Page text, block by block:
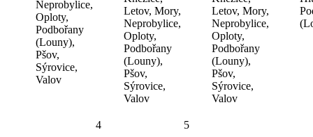
Neprobylice,
Oploty,
Podbořany
(Louny),
Pšov,
Sýrovice,
Valov
Letov, Mory,
Neprobylice,
Oploty,
Podbořany
(Louny),
Pšov,
Sýrovice,
Valov
Letov, Mory,
Neprobylice,
Oploty,
Podbořany
(Louny),
Pšov,
Sýrovice,
Valov
4
5